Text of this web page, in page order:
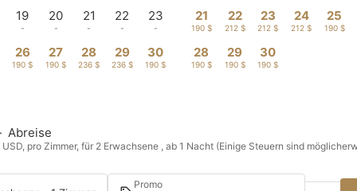
19
-
20
-
21
-
22
-
23
-
26
190 $
27
190 $
28
236 $
29
236 $
30
190 $
21
190 $
22
212 $
23
212 $
24
212 $
25
190 $
28
190 $
29
190 $
30
190 $
Abreise
pro Zimmer, für 2 Erwachsene , ab 1 Nacht (Einige Steuern sind
Promo